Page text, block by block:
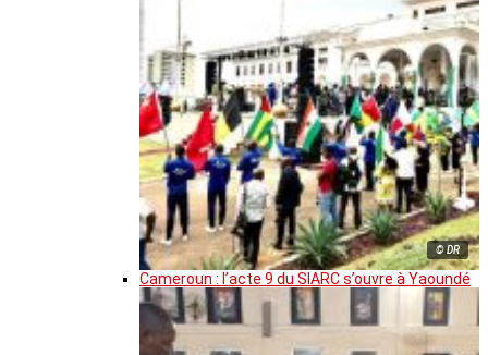
© DR
Cameroun : l’acte 9 du SIARC s’ouvre à Yaoundé